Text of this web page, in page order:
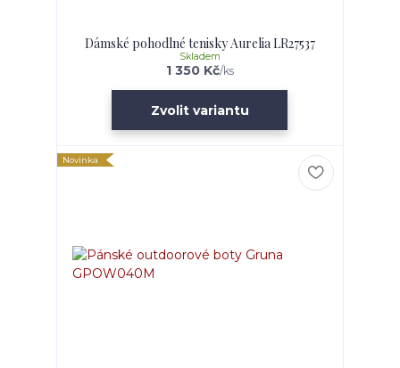
Dámské pohodlné tenisky Aurelia LR27537
1 350 Kč/ks
Skladem
Zvolit variantu
Novinka